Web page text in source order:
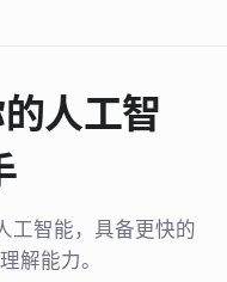
人工智
工智能，具备更快的
解能力。